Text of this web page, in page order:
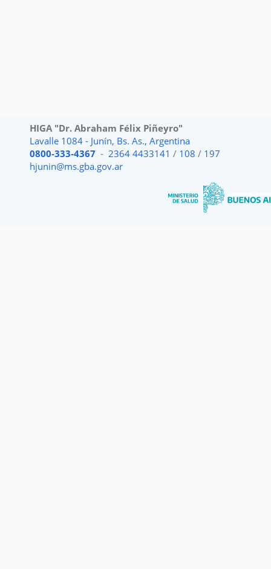
HIGA "Dr. Abraham Félix Piñeyro"
Lavalle 1084 - Junín, Bs. As., Argentina
0800-333-4367 -2364 4433141 / 108 / 197
hjunin@ms.gba.gov.ar